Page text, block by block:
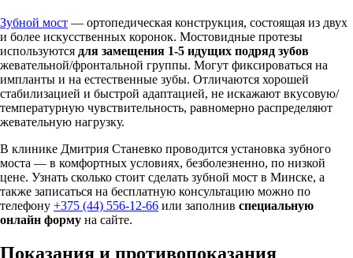
Зубной мост — ортопедическая конструкция, состоящая из двух
и более искусственных коронок. Мостовидные протезы
используются для замещения 1-5 идущих подряд зубов
жевательной/фронтальной группы. Могут фиксироваться на
импланты и на естественные зубы. Отличаются хорошей
стабилизацией и быстрой адаптацией, не искажают вкусовую/
температурную чувствительность, равномерно распределяют
жевательную нагрузку.
В клинике Дмитрия Станевко проводится установка зубного
моста — в комфортных условиях, безболезненно, по низкой
цене. Узнать сколько стоит сделать зубной мост в Минске, а
также записаться на бесплатную консультацию можно по
телефону +375 (44) 556-12-66 или заполнив специальную
онлайн форму на сайте.
Показания и противопоказания